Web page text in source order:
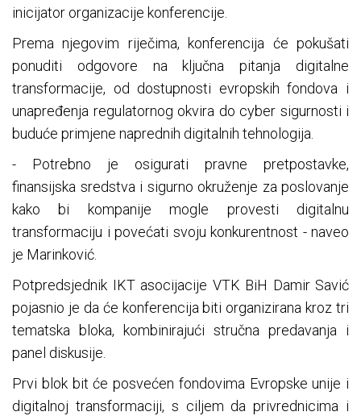
inicijator organizacije konferencije.
Prema njegovim riječima, konferencija će pokušati
ponuditi odgovore na ključna pitanja digitalne
transformacije, od dostupnosti evropskih fondova i
unapređenja regulatornog okvira do cyber sigurnosti i
buduće primjene naprednih digitalnih tehnologija.
- Potrebno je osigurati pravne pretpostavke,
finansijska sredstva i sigurno okruženje za poslovanje
kako bi kompanije mogle provesti digitalnu
transformaciju i povećati svoju konkurentnost - naveo
je Marinković.
Potpredsjednik IKT asocijacije VTK BiH Damir Savić
pojasnio je da će konferencija biti organizirana kroz tri
tematska bloka, kombinirajući stručna predavanja i
panel diskusije.
Prvi blok bit će posvećen fondovima Evropske unije i
digitalnoj transformaciji, s ciljem da privrednicima i